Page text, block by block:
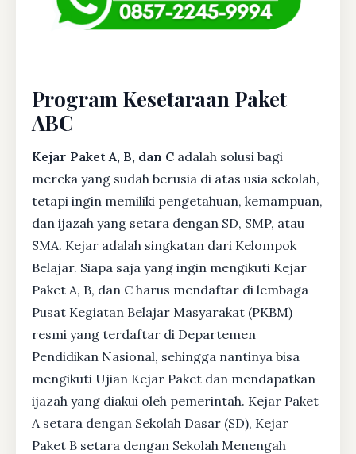
Program Kesetaraan Paket
ABC
Kejar Paket A, B, dan C adalah solusi bagi
mereka yang sudah berusia di atas usia sekolah,
tetapi ingin memiliki pengetahuan, kemampuan,
dan ijazah yang setara dengan SD, SMP, atau
SMA. Kejar adalah singkatan dari Kelompok
Belajar. Siapa saja yang ingin mengikuti Kejar
Paket A, B, dan C harus mendaftar di lembaga
Pusat Kegiatan Belajar Masyarakat (PKBM)
resmi yang terdaftar di Departemen
Pendidikan Nasional, sehingga nantinya bisa
mengikuti Ujian Kejar Paket dan mendapatkan
ijazah yang diakui oleh pemerintah. Kejar Paket
A setara dengan Sekolah Dasar (SD), Kejar
Paket B setara dengan Sekolah Menengah